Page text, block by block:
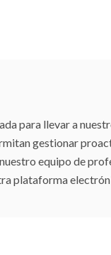
para llevar a
gestionar
equipo de
plataforma